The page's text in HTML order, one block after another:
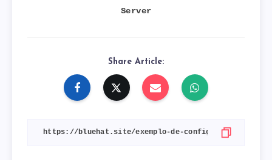
Server
Share Article: